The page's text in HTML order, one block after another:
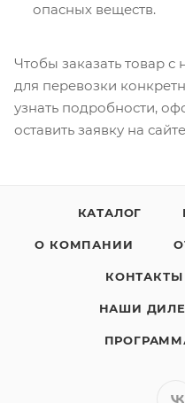
опасных веществ.
Чтобы заказать товар
для перевозки
узнать подробности,
оставить заявку на
КАТАЛОГ
О КОМПАНИИ
КОНТАКТЫ
НАШИ